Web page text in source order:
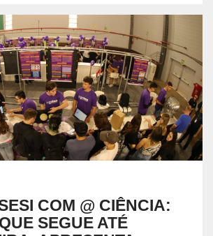
COM @ CIÊNCIA:
SEGUE ATÉ